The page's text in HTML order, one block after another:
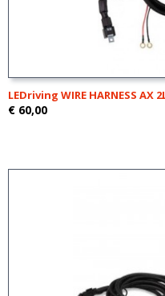
LEDriving WIRE HARNESS AX
€ 60,00